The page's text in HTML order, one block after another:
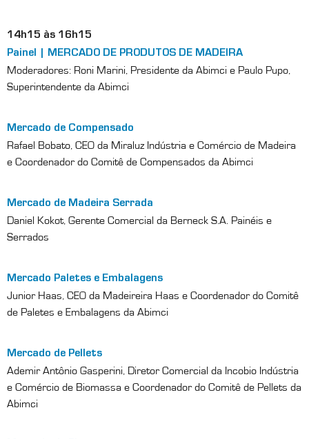
14h15 às 16h15
Painel | MERCADO DE PRODUTOS DE MADEIRA
Moderadores: Roni Marini, Presidente da Abimci e Paulo Pupo,
Superintendente da Abimci
Mercado de Compensado
Rafael Bobato, CEO da Miraluz Indústria e Comércio de Madeira
e Coordenador do Comitê de Compensados da Abimci
Mercado de Madeira Serrada
Daniel Kokot, Gerente Comercial da Berneck S.A. Painéis e
Serrados
Mercado Paletes e Embalagens
Junior Haas, CEO da Madeireira Haas e Coordenador do Comitê
de Paletes e Embalagens da Abimci
Mercado de Pellets
Ademir Antônio Gasperini, Diretor Comercial da Incobio Indústria
e Comércio de Biomassa e Coordenador do Comitê de Pellets da
Abimci